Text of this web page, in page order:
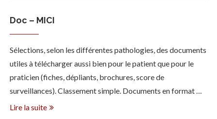
Doc – MICI
Sélections, selon les différentes pathologies, des documents
utiles à télécharger aussi bien pour le patient que pour le
praticien (fiches, dépliants, brochures, score de
surveillances). Classement simple. Documents en format …
Lire la suite